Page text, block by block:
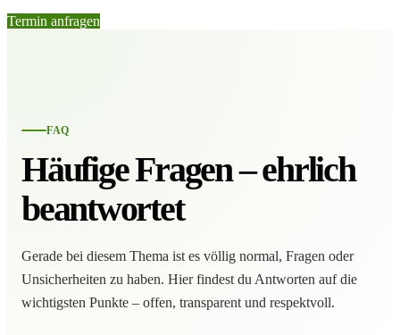
Termin anfragen
FAQ
Häufige Fragen – ehrlich
beantwortet
Gerade bei diesem Thema ist es völlig normal, Fragen oder
Unsicherheiten zu haben. Hier findest du Antworten auf die
wichtigsten Punkte – offen, transparent und respektvoll.